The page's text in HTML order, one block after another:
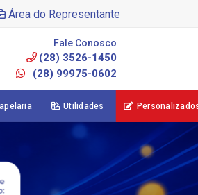
Área do Representante
Fale Conosco
(28) 3526-1450
(28) 99975-0602
Utilidades